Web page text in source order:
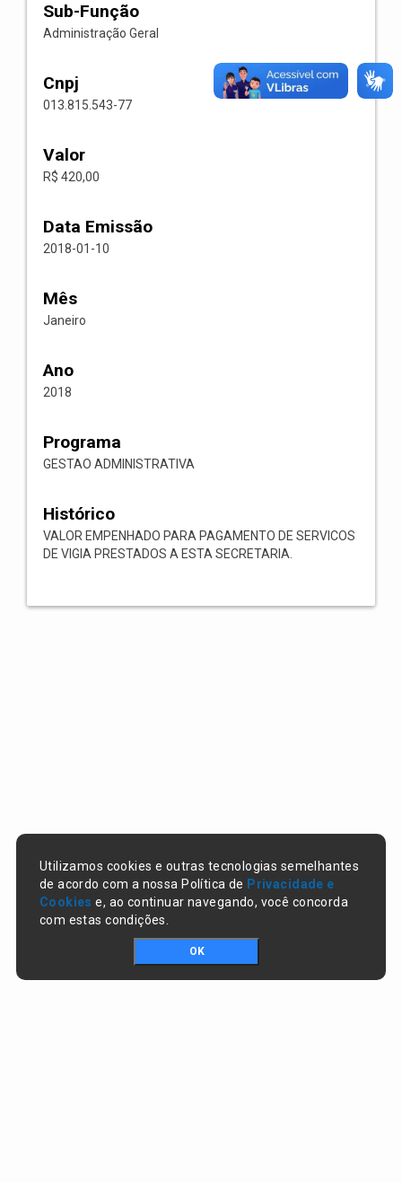
Sub-Função
Administração Geral
Cnpj
013.815.543-77
Valor
R$ 420,00
Data Emissão
2018-01-10
Mês
Janeiro
Ano
2018
Programa
GESTAO ADMINISTRATIVA
Histórico
VALOR EMPENHADO PARA PAGAMENTO DE SERVICOS
DE VIGIA PRESTADOS A ESTA SECRETARIA.
Utilizamos cookies e outras tecnologias semelhantes
de acordo com a nossa Política de Privacidade e
Cookies e, ao continuar navegando, você concorda
com estas condições.
OK